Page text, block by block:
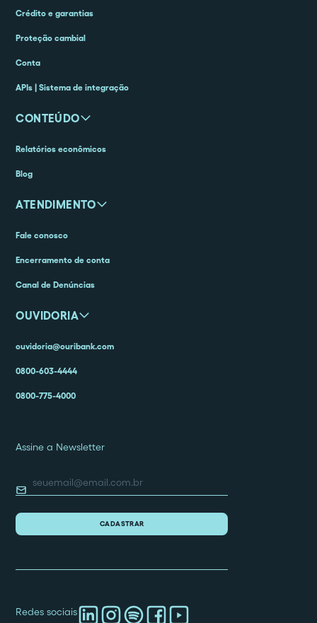
Crédito e garantias
Proteção cambial
Conta
APIs | Sistema de integração
CONTEÚDO
Relatórios econômicos
Blog
ATENDIMENTO
Fale conosco
Encerramento de conta
Canal de Denúncias
OUVIDORIA
ouvidoria@ouribank.com
0800-603-4444
0800-775-4000
Assine a Newsletter
Redes sociais